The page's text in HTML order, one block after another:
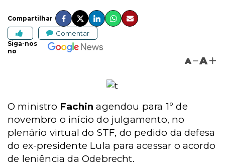
Compartilhar
Comentar
Siga-nos
no
A A
O ministro Fachin agendou para 1º de
novembro o início do julgamento, no
plenário virtual do STF, do pedido da defesa
do ex-presidente Lula para acessar o acordo
de leniência da Odebrecht.